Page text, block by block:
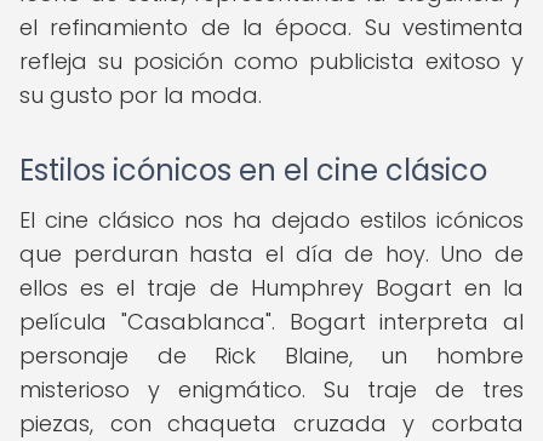
el refinamiento de la época. Su vestimenta
refleja su posición como publicista exitoso y
su gusto por la moda.
Estilos icónicos en el cine clásico
El cine clásico nos ha dejado estilos icónicos
que perduran hasta el día de hoy. Uno de
ellos es el traje de Humphrey Bogart en la
película "Casablanca". Bogart interpreta al
personaje de Rick Blaine, un hombre
misterioso y enigmático. Su traje de tres
piezas, con chaqueta cruzada y corbata